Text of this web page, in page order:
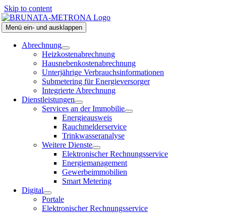
Skip to content
Menü ein- und ausklappen
Abrechnung
Heizkostenabrechnung
Hausnebenkostenabrechnung
Unterjährige Verbrauchsinformationen
Submetering für Energieversorger
Integrierte Abrechnung
Dienstleistungen
Services an der Immobilie
Energieausweis
Rauchmelderservice
Trinkwasseranalyse
Weitere Dienste
Elektronischer Rechnungsservice
Energiemanagement
Gewerbeimmobilien
Smart Metering
Digital
Portale
Elektronischer Rechnungsservice